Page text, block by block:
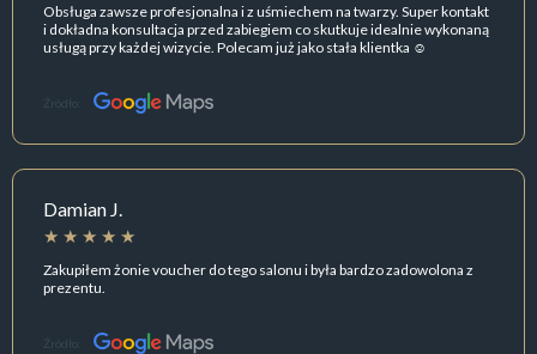
Obsługa zawsze profesjonalna i z uśmiechem na twarzy. Super kontakt
i dokładna konsultacja przed zabiegiem co skutkuje idealnie wykonaną
usługą przy każdej wizycie. Polecam już jako stała klientka ☺️
Źródło:
Damian J.
Zakupiłem żonie voucher do tego salonu i była bardzo zadowolona z
prezentu.
Źródło: